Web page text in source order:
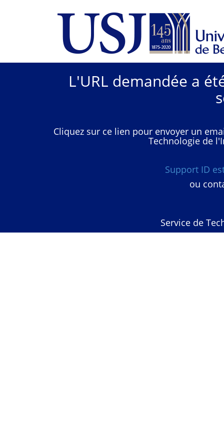
L'URL demandée a
Cliquez sur ce lien pour envoyer un
Technologie de
Support ID
ou
Service de